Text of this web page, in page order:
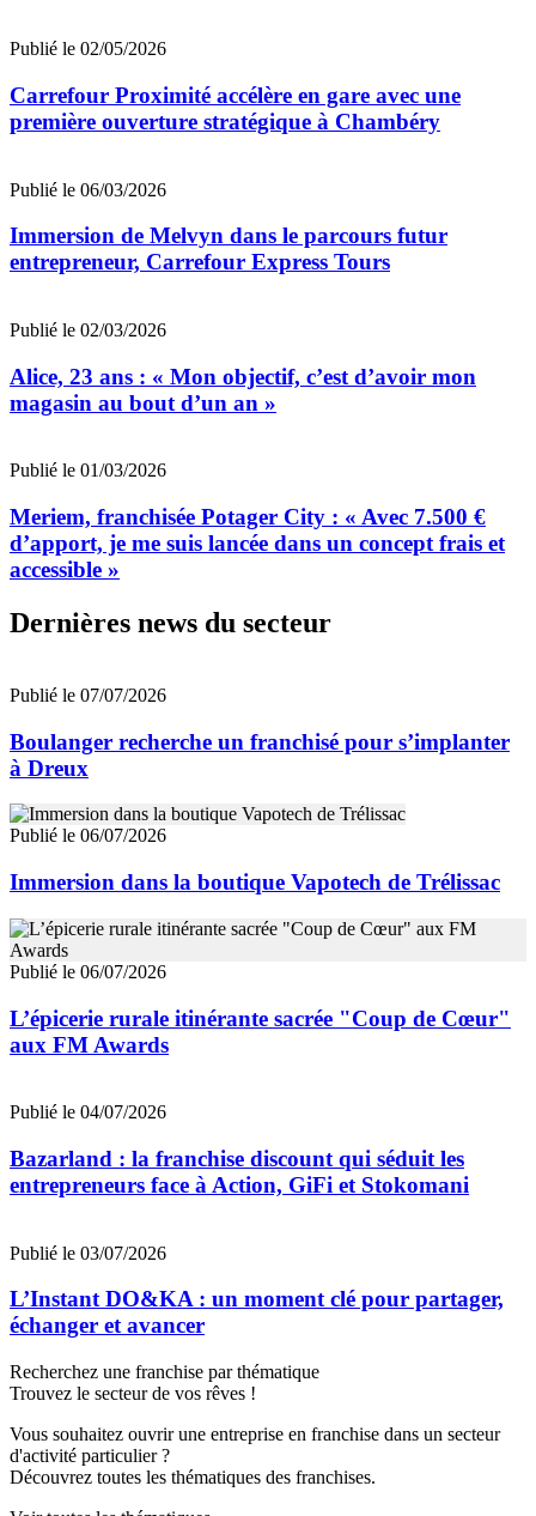
Publié le 02/05/2026
Carrefour Proximité accélère en gare avec une
première ouverture stratégique à Chambéry
Publié le 06/03/2026
Immersion de Melvyn dans le parcours futur
entrepreneur, Carrefour Express Tours
Publié le 02/03/2026
Alice, 23 ans : « Mon objectif, c’est d’avoir mon
magasin au bout d’un an »
Publié le 01/03/2026
Meriem, franchisée Potager City : « Avec 7.500 €
d’apport, je me suis lancée dans un concept frais et
accessible »
Dernières news du secteur
Publié le 07/07/2026
Boulanger recherche un franchisé pour s’implanter
à Dreux
Publié le 06/07/2026
Immersion dans la boutique Vapotech de Trélissac
Publié le 06/07/2026
L’épicerie rurale itinérante sacrée "Coup de Cœur"
aux FM Awards
Publié le 04/07/2026
Bazarland : la franchise discount qui séduit les
entrepreneurs face à Action, GiFi et Stokomani
Publié le 03/07/2026
L’Instant DO&KA : un moment clé pour partager,
échanger et avancer
Recherchez une franchise par thématique
Trouvez le secteur de vos rêves !
Vous souhaitez ouvrir une entreprise en franchise dans un secteur
d'activité particulier ?
Découvrez toutes les thématiques des franchises.